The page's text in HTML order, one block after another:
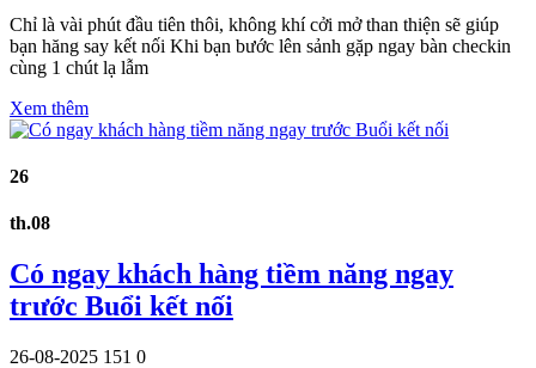
Chỉ là vài phút đầu tiên thôi, không khí cởi mở than thiện sẽ giúp
bạn hăng say kết nối Khi bạn bước lên sảnh gặp ngay bàn checkin
cùng 1 chút lạ lẫm
Xem thêm
26
th.08
Có ngay khách hàng tiềm năng ngay
trước Buổi kết nối
26-08-2025 151 0